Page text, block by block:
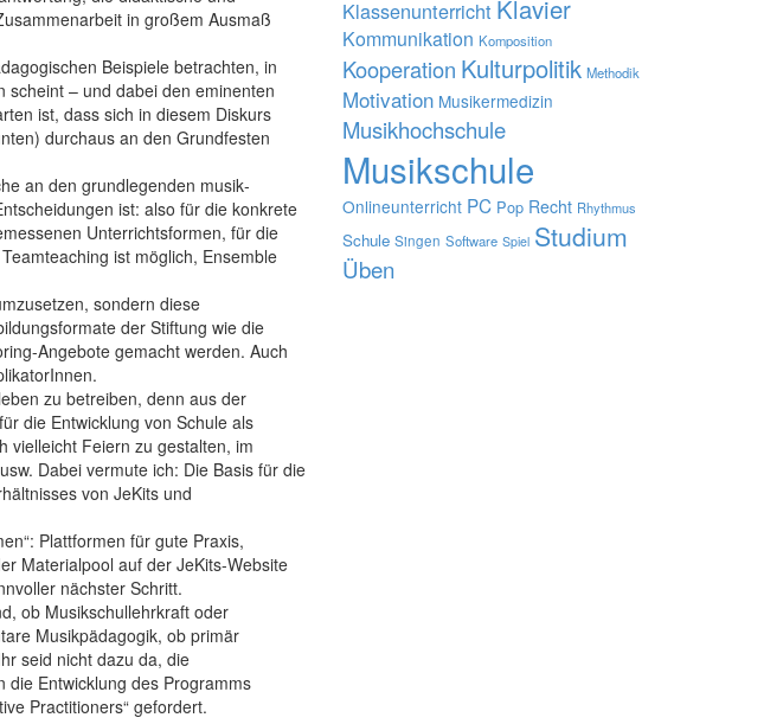
in großem Ausmaß
Beispiele betrachten, in
scheint – und dabei den eminenten
ist, dass sich in diesem Diskurs
durchaus an den Grundfesten
an den grundlegenden musik­
ist: also für die konkrete
Unterrichtsformen, für die
ist möglich, Ensemble
sondern diese
der Stiftung wie die
Angebote gemacht werden. Auch
zu betreiben, denn aus der
die Entwicklung von Schule als
vielleicht Feiern zu gestalten, im
Dabei vermute ich: Die Basis für die
von JeKits und
Plattformen für gute Praxis,
Materialpool auf der JeKits-Website
nächster Schritt.
ob Musikschullehrkraft oder
Musikpädagogik, ob primär
seid nicht dazu da, die
Entwicklung des Programms
Practitioners“ gefordert.
Klassenunterricht Klavier
Kommunikation Komposition
Kooperation Kulturpolitik Methodik
Motivation Musikermedizin
Musikhochschule
Musikschule
Onlineunterricht PC Pop Recht Rhythmus
Schule Singen Software Spiel Studium
Üben